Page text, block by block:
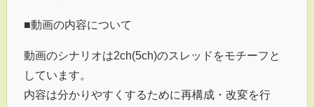
■動画の内容について
動画のシナリオは2ch(5ch)のスレッドをモチーフと
しています。
内容は分かりやすくするために再構成・改変を行